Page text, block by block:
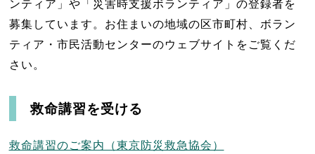
ンティア」や「災害時支援ボランティア」の登録者を
募集しています。お住まいの地域の区市町村、ボラン
ティア・市民活動センターのウェブサイトをご覧くだ
さい。
救命講習を受ける
救命講習のご案内（東京防災救急協会）